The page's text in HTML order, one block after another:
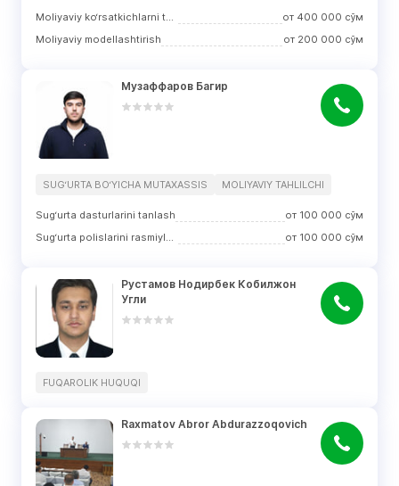
Moliyaviy ko‘rsatkichlarni tahlil qilish от 400 000 сўм
Moliyaviy modellashtirish
от 200 000 сўм
Музаффаров Багир
SUG‘URTA BO‘YICHA MUTAXASSIS MOLIYAVIY TAHLILCHI
Sug‘urta dasturlarini tanlash от 100 000 сўм
Sug‘urta polislarini rasmiylashtirish
от 100 000 сўм
Рустамов Нодирбек Кобилжон
Угли
FUQAROLIK HUQUQI
Raxmatov Abror Abdurazzoqovich